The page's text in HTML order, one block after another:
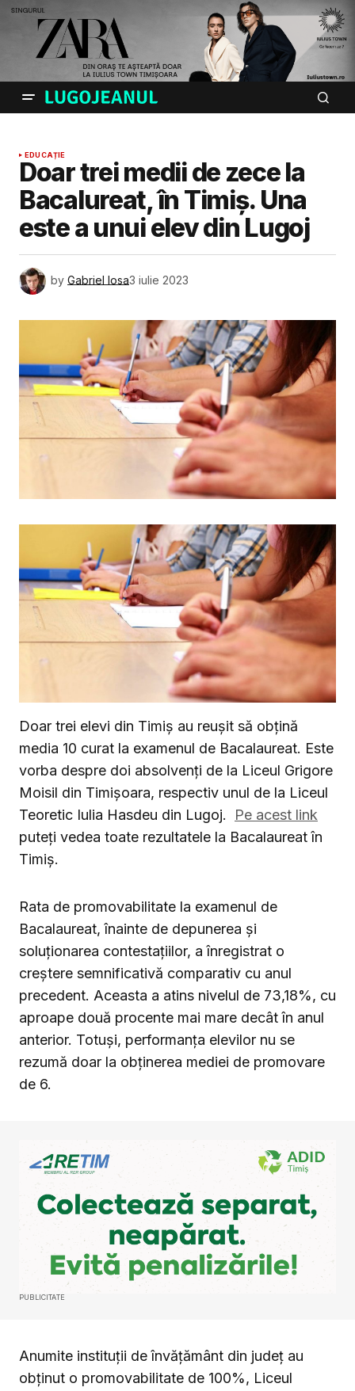
EDUCAȚIE
Doar trei medii de zece la
Bacalureat, în Timiș. Una
este a unui elev din Lugoj
by Gabriel Iosa3 iulie 2023
Doar trei elevi din Timiș au reușit să obțină
media 10 curat la examenul de Bacalaureat. Este
vorba despre doi absolvenți de la Liceul Grigore
Moisil din Timișoara, respectiv unul de la Liceul
Teoretic Iulia Hasdeu din Lugoj. Pe acest link
puteți vedea toate rezultatele la Bacalaureat în
Timiș.
Rata de promovabilitate la examenul de
Bacalaureat, înainte de depunerea și
soluționarea contestațiilor, a înregistrat o
creștere semnificativă comparativ cu anul
precedent. Aceasta a atins nivelul de 73,18%, cu
aproape două procente mai mare decât în anul
anterior. Totuși, performanța elevilor nu se
rezumă doar la obținerea mediei de promovare
de 6.
PUBLICITATE
Anumite instituții de învățământ din județ au
obținut o promovabilitate de 100%, Liceul